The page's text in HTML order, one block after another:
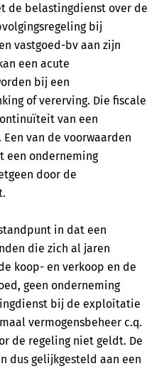
de belastingdienst over de
bij
vastgoed-bv aan zijn
een acute
bij een
of vererving. Die fiscale
van een
van de voorwaarden
een onderneming
door de
in dat een
die zich al jaren
koop- en verkoop en de
geen onderneming
bij de exploitatie
vermogensbeheer c.q.
de regeling niet geldt. De
dus gelijkgesteld aan een